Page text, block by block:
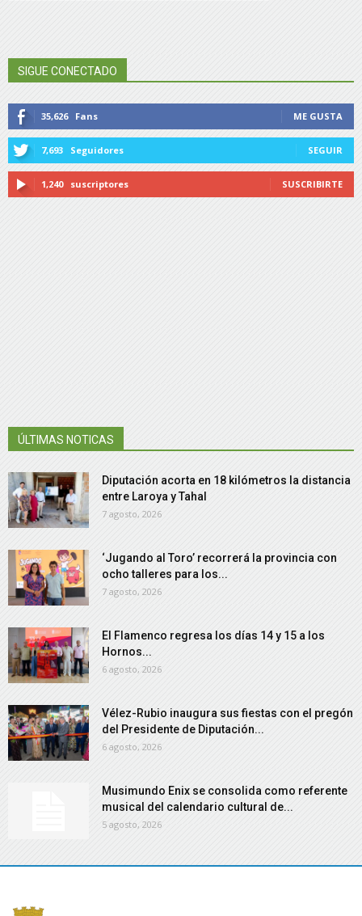
SIGUE CONECTADO
35,626 Fans ME GUSTA
7,693 Seguidores SEGUIR
1,240 suscriptores SUSCRIBIRTE
ÚLTIMAS NOTICAS
Diputación acorta en 18 kilómetros la distancia
entre Laroya y Tahal
7 agosto, 2026
‘Jugando al Toro’ recorrerá la provincia con
ocho talleres para los...
7 agosto, 2026
El Flamenco regresa los días 14 y 15 a los
Hornos...
6 agosto, 2026
Vélez-Rubio inaugura sus fiestas con el pregón
del Presidente de Diputación...
6 agosto, 2026
Musimundo Enix se consolida como referente
musical del calendario cultural de...
5 agosto, 2026